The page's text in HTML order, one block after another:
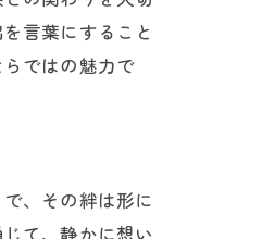
言葉にすること
ではの魅力で
、その絆は形に
て、静かに想い